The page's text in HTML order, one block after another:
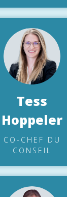
Tess
Hoppeler
CO-CHEF DU
CONSEIL